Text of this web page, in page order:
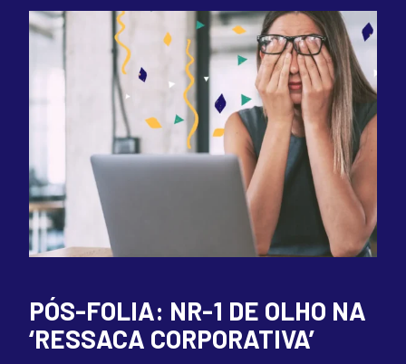
PÓS-FOLIA: NR-1 DE OLHO NA
‘RESSACA CORPORATIVA’